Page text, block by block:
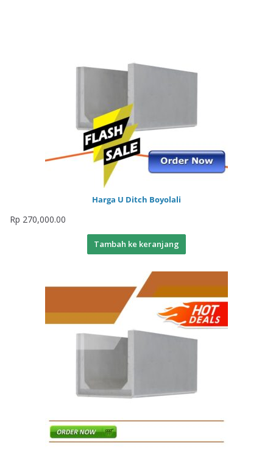
Harga U Ditch Boyolali
Rp 270,000.00
Tambah ke keranjang